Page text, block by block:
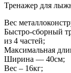
Тренажер для
Вес
Быстро-сборный
из 4 частей;
Максимальная
Ширина — 40см;
Вес – 16кг;